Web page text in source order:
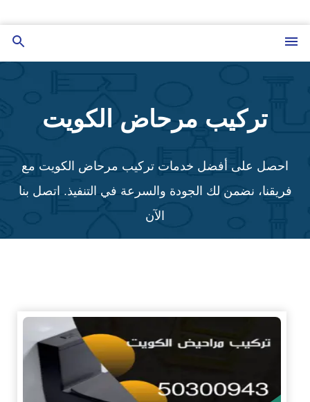
إلى
المحتوى
تركيب مرحاض الكويت
احصل على أفضل خدمات تركيب مرحاض الكويت مع
فريقنا، نضمن لك الجودة والسرعة في التنفيذ. اتصل بنا
الآن